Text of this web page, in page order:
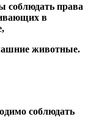
соблюдать права
в
животные.
соблюдать